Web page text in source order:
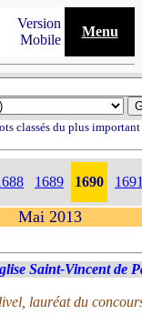
Version
Mobile
Menu
classés du plus
1689 1690
Mai 2013
Saint-Vincent de
lauréat du